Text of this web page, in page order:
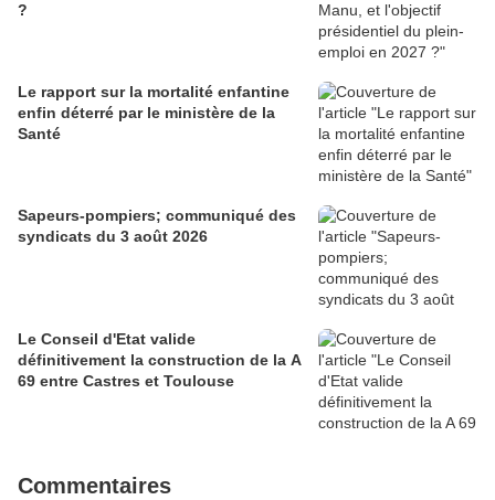
?
Le rapport sur la mortalité enfantine
enfin déterré par le ministère de la
Santé
Sapeurs-pompiers; communiqué des
syndicats du 3 août 2026
Le Conseil d'Etat valide
définitivement la construction de la A
69 entre Castres et Toulouse
Commentaires